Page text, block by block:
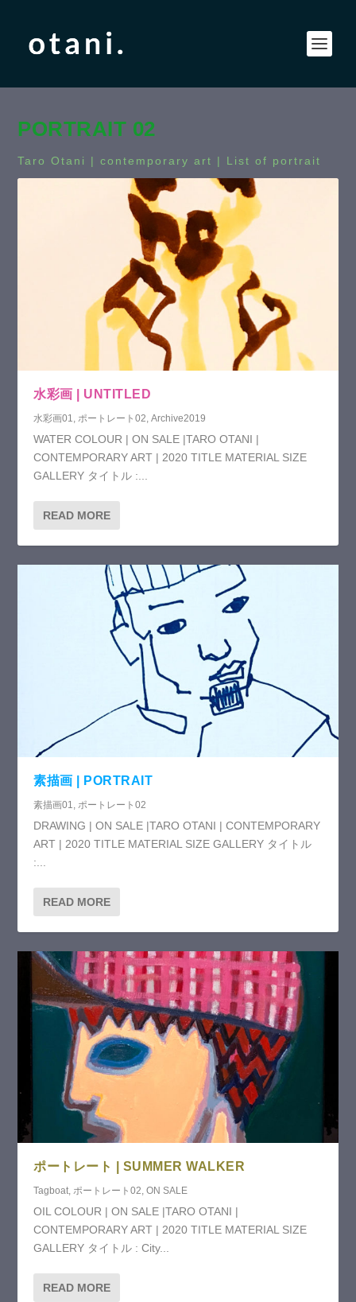
PORTRAIT 02
Taro Otani | contemporary art | List of portrait
水彩画 | UNTITLED
水彩画01 ポートレート02 ,Archive2019
WATER COLOUR | ON SALE |TARO OTANI |
CONTEMPORARY ART | 2020 TITLE MATERIAL SIZE
GALLERY タイトル :...
READ MORE
素描画 | PORTRAIT
素描画01 ポートレート02
DRAWING | ON SALE |TARO OTANI | CONTEMPORARY
ART | 2020 TITLE MATERIAL SIZE GALLERY タイトル
:...
READ MORE
ポートレート | SUMMER WALKER
Tagboat,ポートレート02,ON SALE
OIL COLOUR | ON SALE |TARO OTANI |
CONTEMPORARY ART | 2020 TITLE MATERIAL SIZE
GALLERY タイトル : City...
READ MORE